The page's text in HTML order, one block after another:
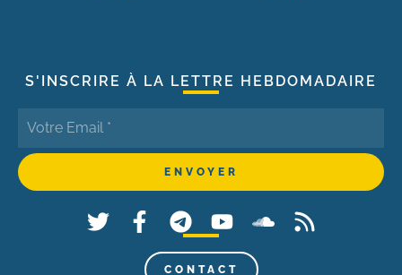
S'INSCRIRE À LA LETTRE HEBDOMADAIRE
CONTACT